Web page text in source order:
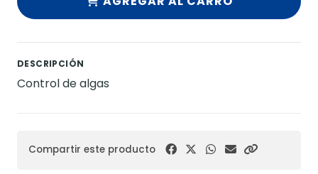
DESCRIPCIÓN
Control de algas
Compartir este producto